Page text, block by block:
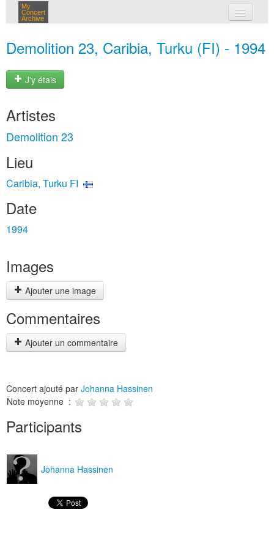
My
Concert
Archive
Demolition 23, Caribia, Turku (FI) - 1994
J'y étais
Artistes
Demolition 23
Lieu
Caribia, Turku FI
Date
1994
Images
Ajouter une image
Commentaires
Ajouter un commentaire
Concert ajouté par Johanna Hassinen
Note moyenne :
Participants
Johanna Hassinen